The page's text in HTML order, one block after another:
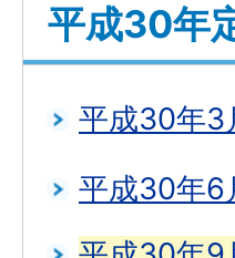
平成30年
平成30年3
平成30年6